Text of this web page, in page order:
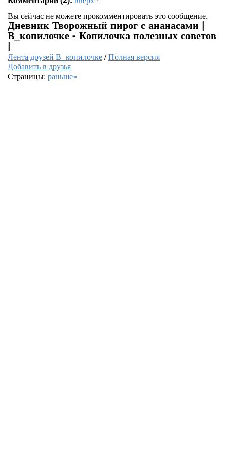
Вы сейчас не можете прокомментировать это сообщение.
Дневник Творожный пирог с ананасами |
В_копилочке - Копилочка полезных советов
|
Лента друзей В_копилочке/Полная версия
Добавить в друзья
Страницы: раньше»